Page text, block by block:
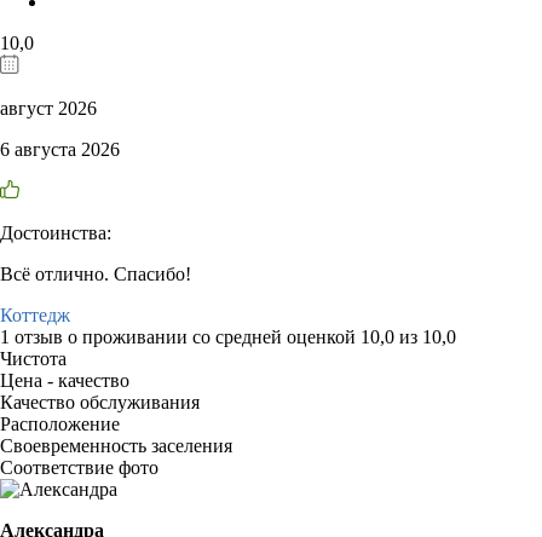
10,0
август 2026
6 августа 2026
Достоинства:
Всё отлично. Спасибо!
Коттедж
1 отзыв о проживании со средней оценкой 10,0 из 10,0
Чистота
Цена - качество
Качество обслуживания
Расположение
Своевременность заселения
Соответствие фото
Александра